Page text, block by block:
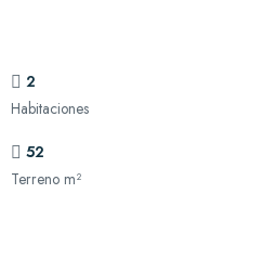
2
Habitaciones
52
Terreno m²